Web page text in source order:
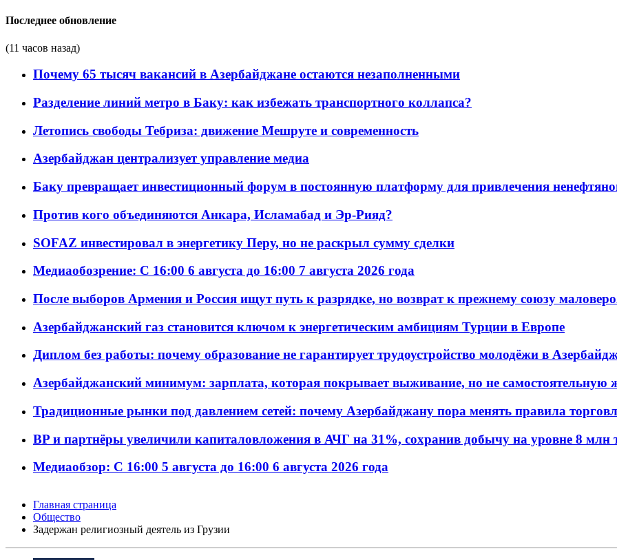
Последнее обновление
(11 часов назад)
Почему 65 тысяч вакансий в Азербайджане остаются незаполненными
Разделение линий метро в Баку: как избежать транспортного коллапса?
Летопись свободы Тебриза: движение Мешруте и современность
Азербайджан централизует управление медиа
Баку превращает инвестиционный форум в постоянную платформу для привлечения
Против кого объединяются Анкара, Исламабад и Эр-Рияд?
SOFAZ инвестировал в энергетику Перу, но не раскрыл сумму сделки
Медиаобозрение: С 16:00 6 августа до 16:00 7 августа 2026 года
После выборов Армения и Россия ищут путь к разрядке, но возврат к прежнему союзу
Азербайджанский газ становится ключом к энергетическим амбициям Турции в Европе
Диплом без работы: почему образование не гарантирует трудоустройство молодёжи в
Азербайджанский минимум: зарплата, которая покрывает выживание, но не самостоятельную
Традиционные рынки под давлением сетей: почему Азербайджану пора менять правила
BP и партнёры увеличили капиталовложения в АЧГ на 31%, сохранив добычу на уровне 8 млн
Медиаобзор: С 16:00 5 августа до 16:00 6 августа 2026 года
Главная страница
Общество
Задержан религиозный деятель из Грузии